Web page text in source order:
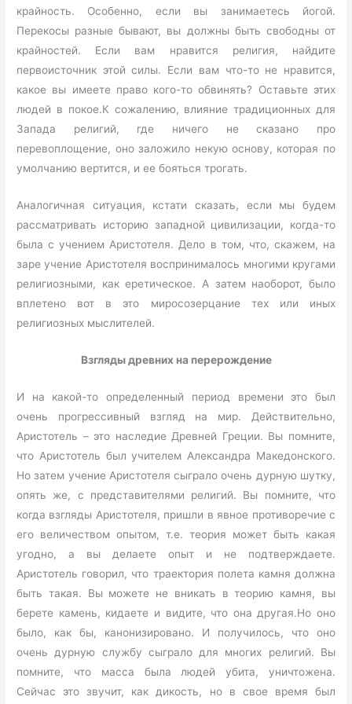
крайность. Особенно, если вы занимаетесь йогой.
Перекосы разные бывают, вы должны быть свободны от
крайностей. Если вам нравится религия, найдите
первоисточник этой силы. Если вам что-то не нравится,
какое вы имеете право кого-то обвинять? Оставьте этих
людей в покое.К сожалению, влияние традиционных для
Запада религий, где ничего не сказано про
перевоплощение, оно заложило некую основу, которая по
умолчанию вертится, и ее бояться трогать.
Аналогичная ситуация, кстати сказать, если мы будем
рассматривать историю западной цивилизации, когда-то
была с учением Аристотеля. Дело в том, что, скажем, на
заре учение Аристотеля воспринималось многими кругами
религиозными, как еретическое. А затем наоборот, было
вплетено вот в это миросозерцание тех или иных
религиозных мыслителей.
Взгляды древних на перерождение
И на какой-то определенный период времени это был
очень прогрессивный взгляд на мир. Действительно,
Аристотель – это наследие Древней Греции. Вы помните,
что Аристотель был учителем Александра Македонского.
Но затем учение Аристотеля сыграло очень дурную шутку,
опять же, с представителями религий. Вы помните, что
когда взгляды Аристотеля, пришли в явное противоречие с
его величеством опытом, т.е. теория может быть какая
угодно, а вы делаете опыт и не подтверждаете.
Аристотель говорил, что траектория полета камня должна
быть такая. Вы можете не вникать в теорию камня, вы
берете камень, кидаете и видите, что она другая.Но оно
было, как бы, канонизировано. И получилось, что оно
очень дурную службу сыграло для многих религий. Вы
помните, что масса была людей убита, уничтожена.
Сейчас это звучит, как дикость, но в свое время был